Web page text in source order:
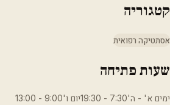
קטגוריה
אסתטיקה רפואית
שעות פתיחה
ימים א' - ה'7:30 - 19:30יום ו'9:00 - 13:00